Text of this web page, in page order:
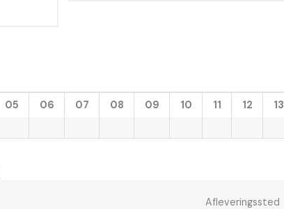
05 06 07 08 09 10 11 12 13
Afleveringssted